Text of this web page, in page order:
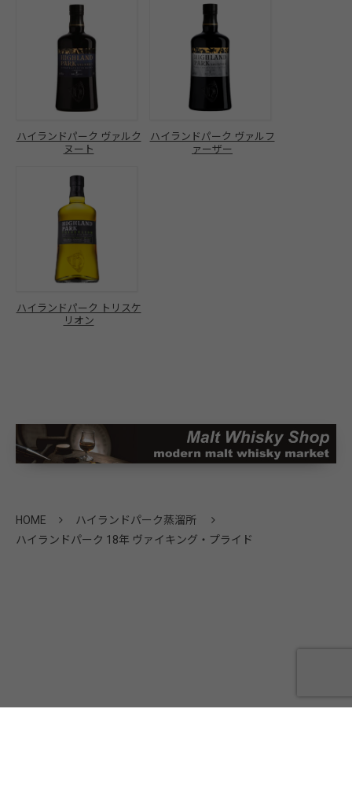
ハイランドパーク ヴァルク
ヌート
ハイランドパーク ヴァルフ
ァーザー
ハイランドパーク トリスケ
リオン
HOME
ハイランドパーク蒸溜所
ハイランドパーク 18年 ヴァイキング・プライド